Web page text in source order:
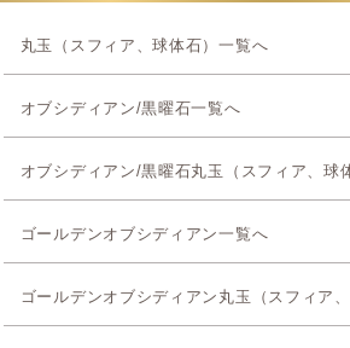
丸玉（スフィア、球体石）一覧へ
オブシディアン/黒曜石一覧へ
オブシディアン/黒曜石丸玉（スフィア、球
ゴールデンオブシディアン一覧へ
ゴールデンオブシディアン丸玉（スフィア